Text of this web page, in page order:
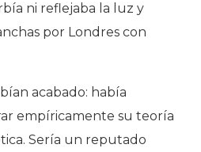
ni reflejaba la luz y
por Londres con
acabado: había
empíricamente su teoría
Sería un reputado